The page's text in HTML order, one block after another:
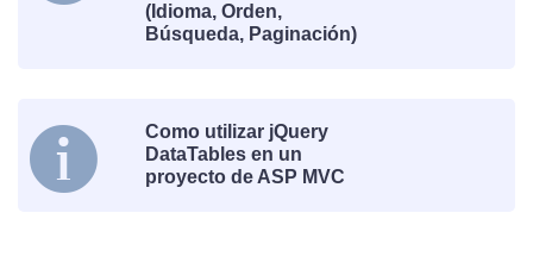
(Idioma, Orden,
Búsqueda, Paginación)
Como utilizar jQuery
DataTables en un
proyecto de ASP MVC